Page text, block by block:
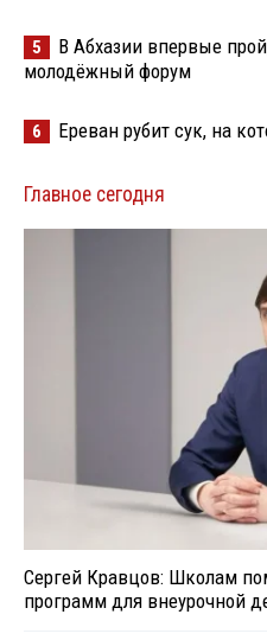
5
В Абхазии впервые
молодёжный форум
6 Ереван рубит сук, на
Главное сегодня
Сергей Кравцов: Школам
программ для внеурочной